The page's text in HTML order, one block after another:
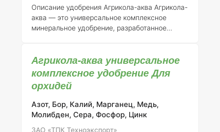
Описание удобрения Агрикола-аква
аква — это универсальное комплексное
минеральное удобрение, разработанное
водорастворимый препарат, который
обеспечивает растения всем необходимым
для полноценного роста и развития.
Регистрационные данные:
“ТПК Техноэкспорт” - Номер регистрации:
046-11-731-1Состав удобрения:
Агрикола-
аква содержит необходимые макро- и
Агрикола-аква универсальное
комплексное удобрение Для
орхидей
Азот, Бор, Калий, Марганец, Медь,
Молибден, Сера, Фосфор, Цинк
ЗАО «ТПК Техноэкспорт»